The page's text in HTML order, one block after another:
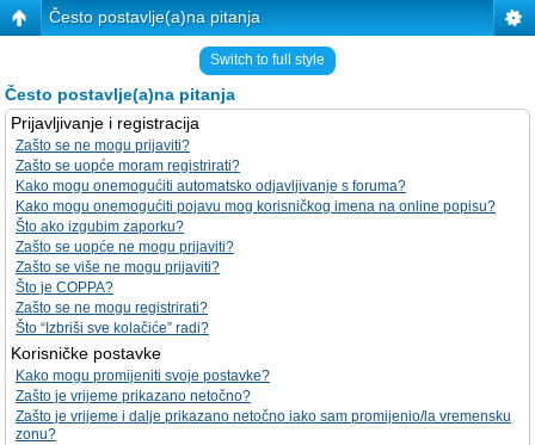
Često postavlje(a)na pitanja
Switch to full style
Često postavlje(a)na pitanja
Prijavljivanje i registracija
Zašto se ne mogu prijaviti?
Zašto se uopće moram registrirati?
Kako mogu onemogućiti automatsko odjavljivanje s foruma?
Kako mogu onemogućiti pojavu mog korisničkog imena na online popisu?
Što ako izgubim zaporku?
Zašto se uopće ne mogu prijaviti?
Zašto se više ne mogu prijaviti?
Što je COPPA?
Zašto se ne mogu registrirati?
Što “Izbriši sve kolačiće” radi?
Korisničke postavke
Kako mogu promijeniti svoje postavke?
Zašto je vrijeme prikazano netočno?
Zašto je vrijeme i dalje prikazano netočno iako sam promijenio/la vremensku
zonu?